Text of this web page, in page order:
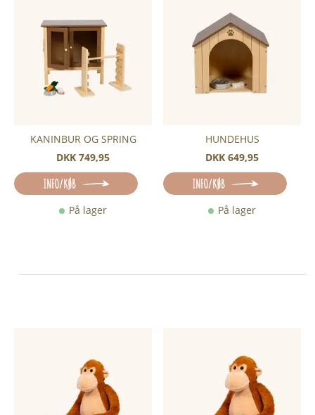
KANINBUR OG SPRING
DKK 749,95
INFO/KØB
På lager
HUNDEHUS
DKK 649,95
INFO/KØB
På lager